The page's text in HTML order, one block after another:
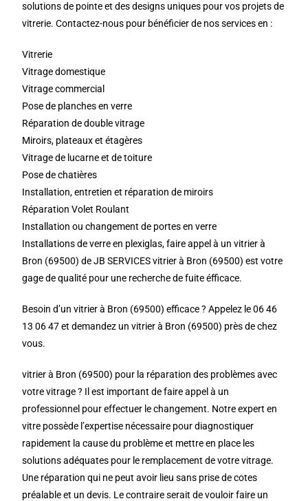
solutions de pointe et des designs uniques pour vos projets de
vitrerie. Contactez-nous pour bénéficier de nos services en :
Vitrerie
Vitrage domestique
Vitrage commercial
Pose de planches en verre
Réparation de double vitrage
Miroirs, plateaux et étagères
Vitrage de lucarne et de toiture
Pose de chatières
Installation, entretien et réparation de miroirs
Réparation Volet Roulant
Installation ou changement de portes en verre
Installations de verre en plexiglas, faire appel à un vitrier à
Bron (69500) de JB SERVICES vitrier à Bron (69500) est votre
gage de qualité pour une recherche de fuite éfficace.
Besoin d’un vitrier à Bron (69500) efficace ? Appelez le 06 46
13 06 47 et demandez un vitrier à Bron (69500) près de chez
vous.
vitrier à Bron (69500) pour la réparation des problèmes avec
votre vitrage ? Il est important de faire appel à un
professionnel pour effectuer le changement. Notre expert en
vitre possède l’expertise nécessaire pour diagnostiquer
rapidement la cause du problème et mettre en place les
solutions adéquates pour le remplacement de votre vitrage.
Une réparation qui ne peut avoir lieu sans prise de cotes
préalable et un devis. Le contraire serait de vouloir faire un